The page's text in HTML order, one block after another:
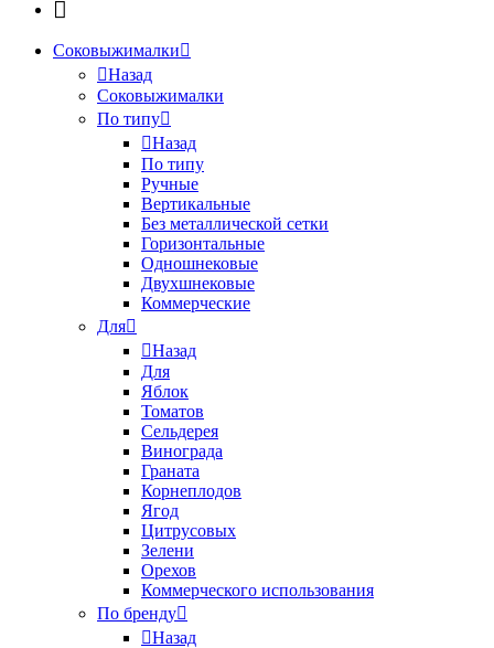
Соковыжималки
Назад
Соковыжималки
По типу
Назад
По типу
Ручные
Вертикальные
Без металлической сетки
Горизонтальные
Одношнековые
Двухшнековые
Коммерческие
Для
Назад
Для
Яблок
Томатов
Cельдерея
Винограда
Граната
Корнеплодов
Ягод
Цитрусовых
Зелени
Орехов
Коммерческого использования
По бренду
Назад